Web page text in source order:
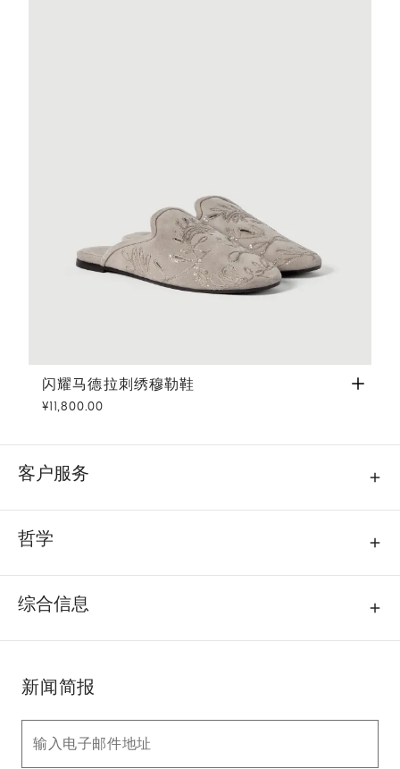
闪耀马德拉刺绣穆勒鞋 浅灰
闪耀马德拉刺绣穆勒鞋
¥11,800.00
客户服务
哲学
综合信息
新闻简报